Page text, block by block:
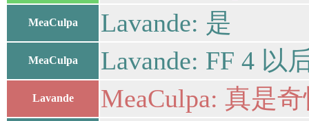
MeaCulpa Lavande: 是
MeaCulpa Lavande: FF 4 以
Lavande MeaCulpa: 真是